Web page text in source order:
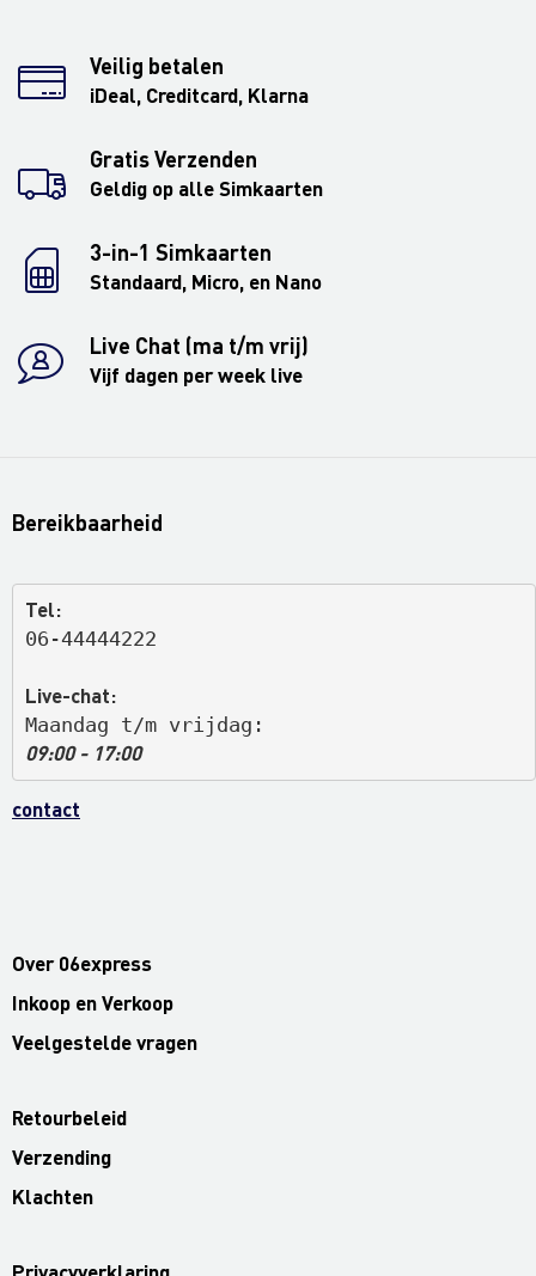
Veilig betalen
iDeal, Creditcard, Klarna
Gratis Verzenden
Geldig op alle Simkaarten
3-in-1 Simkaarten
Standaard, Micro, en Nano
Live Chat (ma t/m vrij)
Vijf dagen per week live
Bereikbaarheid
Tel:
06-44444222
Live-chat:
Maandag t/m vrijdag:
09:00 - 17:00
contact
Over 06express
Inkoop en Verkoop
Veelgestelde vragen
Retourbeleid
Verzending
Klachten